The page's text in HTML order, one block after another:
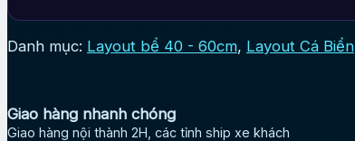
Danh mục: Layout bể 40 - 60cm, Layout Cá Biển
Giao hàng nhanh chóng
Giao hàng nội thành 2H, các tỉnh ship xe khách